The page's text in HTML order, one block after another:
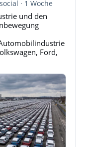
1 Woche
und den
Ford,